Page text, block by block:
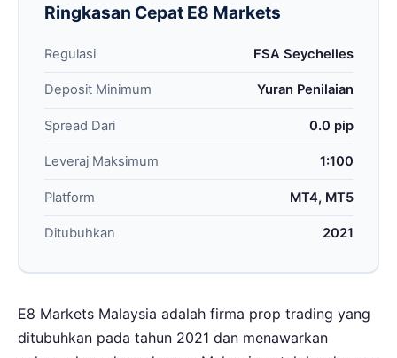
Ringkasan Cepat E8 Markets
Regulasi FSA Seychelles
Deposit Minimum Yuran Penilaian
Spread Dari 0.0 pip
Leveraj Maksimum 1:100
Platform MT4, MT5
Ditubuhkan 2021
E8 Markets Malaysia adalah firma prop trading yang
ditubuhkan pada tahun 2021 dan menawarkan